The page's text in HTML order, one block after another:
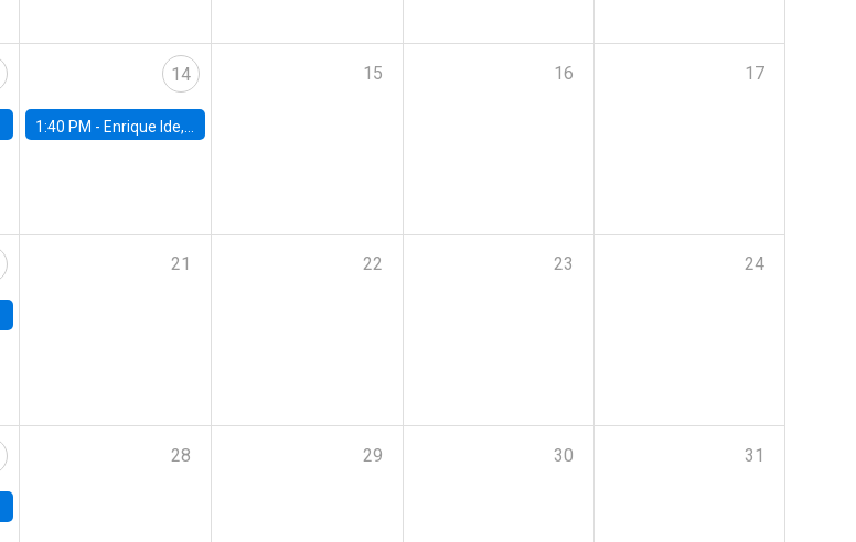
14
1:40 PM - Enrique Ide, IESE
15 16 17
21 22 23 24
28 29 30 31